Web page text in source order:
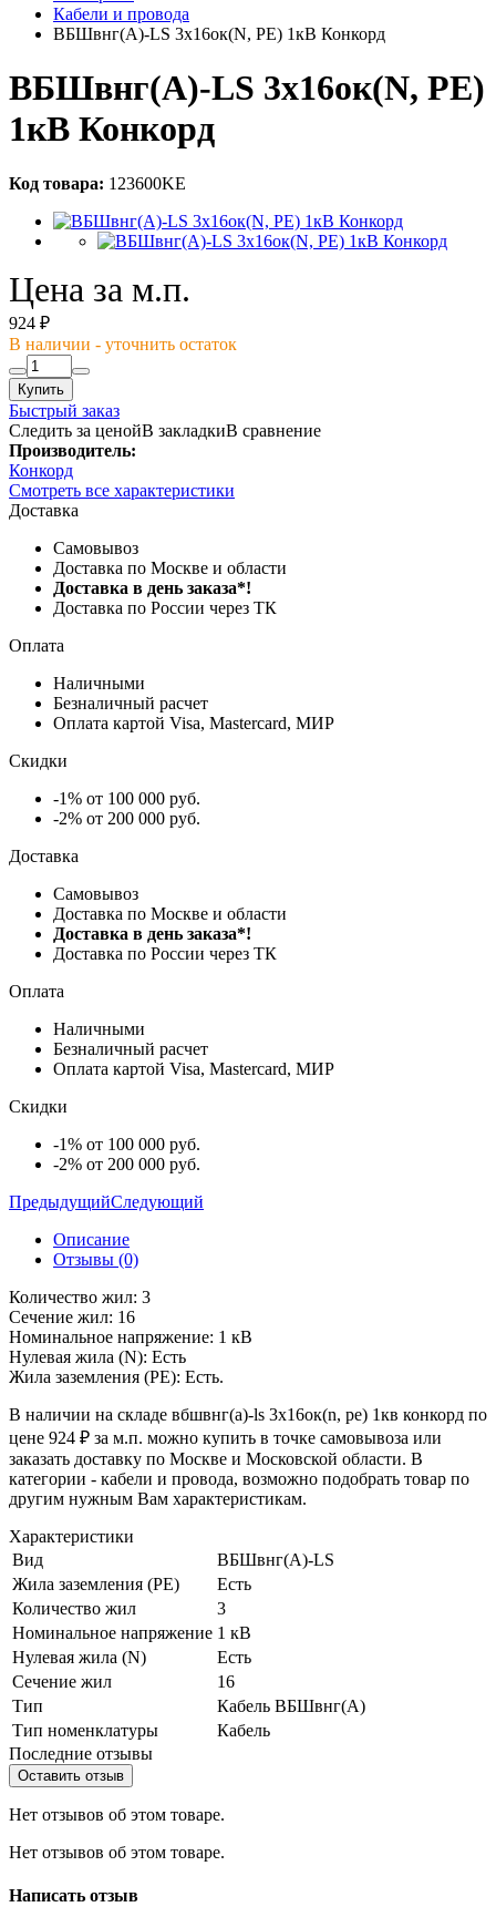
Кабели и провода
ВБШвнг(A)-LS 3х16ок(N, PE) 1кВ Конкорд
ВБШвнг(A)-LS 3х16ок(N, PE)
1кВ Конкорд
Код товара: 123600KE
Цена за м.п.
924 ₽
В наличии - уточнить остаток
Купить
Быстрый заказ
Следить за ценойВ закладкиВ сравнение
Производитель:
Конкорд
Смотреть все характеристики
Доставка
Самовывоз
Доставка по Москве и области
Доставка в день заказа*!
Доставка по России через ТК
Оплата
Наличными
Безналичный расчет
Оплата картой Visa, Mastercard, МИР
Скидки
-1% от 100 000 руб.
-2% от 200 000 руб.
Доставка
Самовывоз
Доставка по Москве и области
Доставка в день заказа*!
Доставка по России через ТК
Оплата
Наличными
Безналичный расчет
Оплата картой Visa, Mastercard, МИР
Скидки
-1% от 100 000 руб.
-2% от 200 000 руб.
ПредыдущийСледующий
Описание
Отзывы (0)
Количество жил: 3
Сечение жил: 16
Номинальное напряжение: 1 кВ
Нулевая жила (N): Есть
Жила заземления (PE): Есть.
В наличии на складе вбшвнг(a)-ls 3х16ок(n, pe) 1кв конкорд по
цене 924 ₽ за м.п. можно купить в точке самовывоза или
заказать доставку по Москве и Московской области. В
категории - кабели и провода, возможно подобрать товар по
другим нужным Вам характеристикам.
Характеристики
Вид
ВБШвнг(A)-LS
Жила заземления (PE)
Есть
Количество жил
3
Номинальное напряжение 1 кВ
Нулевая жила (N)
Есть
Сечение жил
16
Тип
Кабель ВБШвнг(A)
Тип номенклатуры
Кабель
Последние отзывы
Оставить отзыв
Нет отзывов об этом товаре.
Нет отзывов об этом товаре.
Написать отзыв